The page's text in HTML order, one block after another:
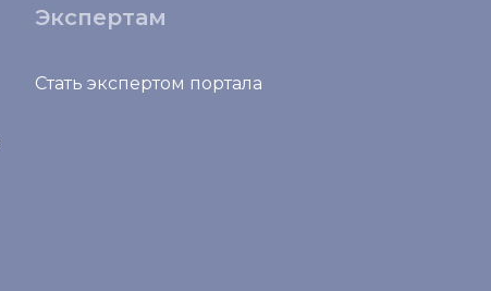
Экспертам
Стать экспертом портала